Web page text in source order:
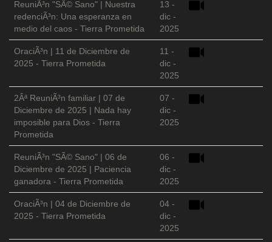
ReuniÃ³n "SÃ© Sano" | Nuestra
redenciÃ³n: Una esperanza en
medio del caos - Tierra Prometida
13 -
dic -
2025
OraciÃ³n | 11 de Diciembre de
2025 - Tierra Prometida
11 -
dic -
2025
2Âª ReuniÃ³n familiar | 07 de
Diciembre de 2025 | Nada hay
imposible para Dios - Tierra
Prometida
07 -
dic -
2025
ReuniÃ³n "SÃ© Sano" | 06 de
Diciembre de 2025 | Paciencia
ganadora - Tierra Prometida
06 -
dic -
2025
OraciÃ³n | 04 de Diciembre de
2025 - Tierra Prometida
04 -
dic -
2025